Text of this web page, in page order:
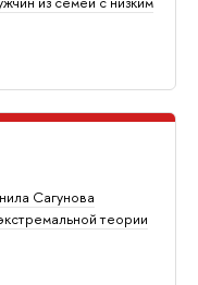
Сагунова
теории